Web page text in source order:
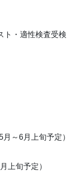
ト・適性検査受検
～6月上旬予定）
上旬予定）